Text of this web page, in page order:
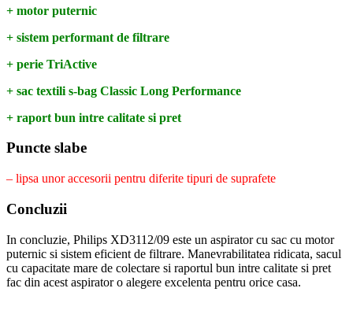
+ motor puternic
+ sistem performant de filtrare
+ perie TriActive
+ sac textili s-bag Classic Long Performance
+ raport bun intre calitate si pret
Puncte slabe
– lipsa unor accesorii pentru diferite tipuri de suprafete
Concluzii
In concluzie, Philips XD3112/09 este un aspirator cu sac cu motor
puternic si sistem eficient de filtrare. Manevrabilitatea ridicata, sacul
cu capacitate mare de colectare si raportul bun intre calitate si pret
fac din acest aspirator o alegere excelenta pentru orice casa.